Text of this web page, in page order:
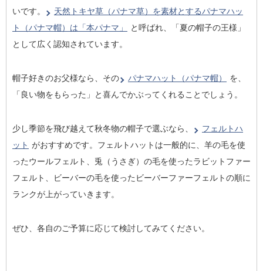
いです。
天然トキヤ草（パナマ草）を素材とするパナマハッ
ト（パナマ帽）は「本パナマ」
と呼ばれ、「夏の帽子の王様」
として広く認知されています。
帽子好きのお父様なら、その パナマハット（パナマ帽）
を、
「良い物をもらった」と喜んでかぶってくれることでしょう。
少し季節を飛び越えて秋冬物の帽子で選ぶなら、
フェルトハ
ット がおすすめです。フェルトハットは一般的に、羊の毛を使
ったウールフェルト、兎（うさぎ）の毛を使ったラビットファー
フェルト、ビーバーの毛を使ったビーバーファーフェルトの順に
ランクが上がっていきます。
ぜひ、各自のご予算に応じて検討してみてください。